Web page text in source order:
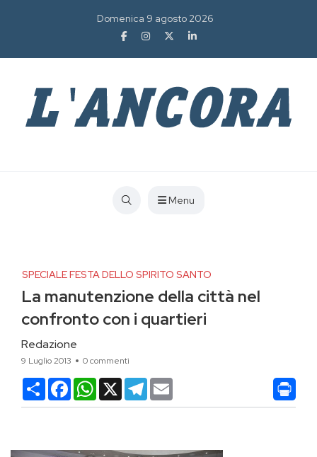
Domenica 9 agosto 2026
Menu
SPECIALE FESTA DELLO SPIRITO SANTO
La manutenzione della città nel
confronto con i quartieri
Redazione
9 Luglio 2013 0 commenti
CondividiFacebookWhatsApp
X Telegram